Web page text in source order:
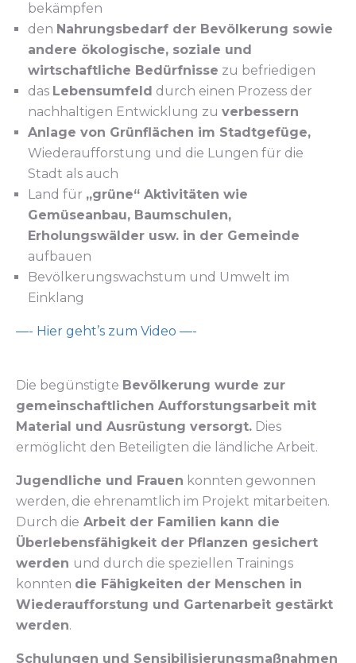
bekämpfen
den Nahrungsbedarf der Bevölkerung sowie
andere ökologische, soziale und
wirtschaftliche Bedürfnisse zu befriedigen
das Lebensumfeld durch einen Prozess der
nachhaltigen Entwicklung zu verbessern
Anlage von Grünflächen im Stadtgefüge,
Wiederaufforstung und die Lungen für die
Stadt als auch
Land für „grüne“ Aktivitäten wie
Gemüseanbau, Baumschulen,
Erholungswälder usw. in der Gemeinde
aufbauen
Bevölkerungswachstum und Umwelt im
Einklang
—- Hier geht’s zum Video —-
Die begünstigte Bevölkerung wurde zur
gemeinschaftlichen Aufforstungsarbeit mit
Material und Ausrüstung versorgt. Dies
ermöglicht den Beteiligten die ländliche Arbeit.
Jugendliche und Frauen konnten gewonnen
werden, die ehrenamtlich im Projekt mitarbeiten.
Durch die Arbeit der Familien kann die
Überlebensfähigkeit der Pflanzen gesichert
werden und durch die speziellen Trainings
konnten die Fähigkeiten der Menschen in
Wiederaufforstung und Gartenarbeit gestärkt
werden.
Schulungen und Sensibilisierungsmaßnahmen